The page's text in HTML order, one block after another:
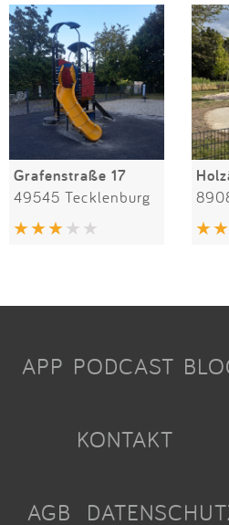
Grafenstraße 17
49545 Tecklenburg
APP PODCAST
KONTAKT
AGB